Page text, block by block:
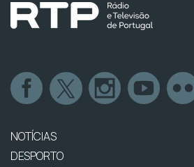
NOTÍCIAS
DESPORTO